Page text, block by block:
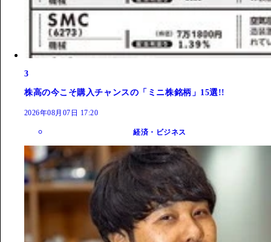
3
株高の今こそ購入チャンスの「ミニ株銘柄」15選!!
2026年08月07日 17:20
経済・ビジネス